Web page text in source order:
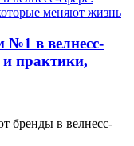
№1 в велнесс-
практики,
бренды в велнесс-